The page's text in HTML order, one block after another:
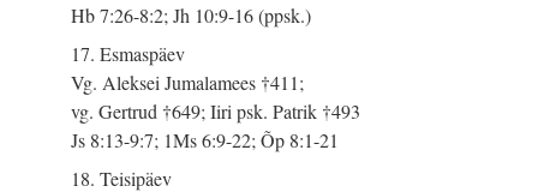
Hb 7:26-8:2; Jh 10:9-16 (ppsk.)
17. Esmaspäev
Vg. Aleksei Jumalamees †411;
vg. Gertrud †649; Iiri psk. Patrik †493
Js 8:13-9:7; 1Ms 6:9-22; Õp 8:1-21
18. Teisipäev